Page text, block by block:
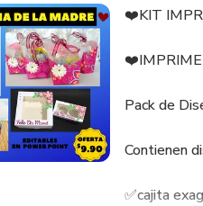
❤️KIT
❤️IMPRIME
Pack de
Contienen
✅cajita